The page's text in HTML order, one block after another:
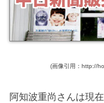
(画像引用：http://
阿知波重尚さんは現